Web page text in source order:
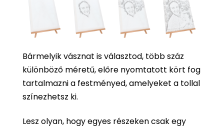
Bármelyik vásznat is választod, több száz
különböző méretű, előre nyomtatott kört fog
tartalmazni a festményed, amelyeket a tollal
színezhetsz ki.
Lesz olyan, hogy egyes részeken csak egy